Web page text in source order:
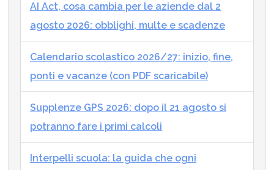
AI Act, cosa cambia per le aziende dal 2
agosto 2026: obblighi, multe e scadenze
Calendario scolastico 2026/27: inizio, fine,
ponti e vacanze (con PDF scaricabile)
Supplenze GPS 2026: dopo il 21 agosto si
potranno fare i primi calcoli
Interpelli scuola: la guida che ogni